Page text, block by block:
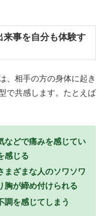
事を自分も体験す
、相手の方の身体に起き
で共感します。たとえば
などで痛みを感じてい
感じる
まざまな人のソワソワ
胸が締め付けられる
調を感じてしまう